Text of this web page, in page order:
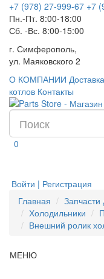
+7 (978) 27-999-67 +7
Пн.-Пт. 8:00-18:00
Сб. -Вс. 8:00-15:00
г. Симферополь,
ул. Маяковского 2
О КОМПАНИИ
котлов Контакты
0
Войти | Регистрация
Главная
Запчасти
Холодильники
Внешний ролик
МЕНЮ